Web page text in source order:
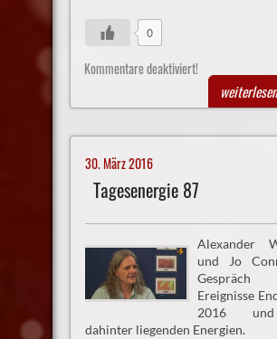
0
Kommentare deaktiviert!
30. März 2016
Tagesenergie 87
Alexander
und Jo
Ereignisse
2016
dahinter liegenden Energien.